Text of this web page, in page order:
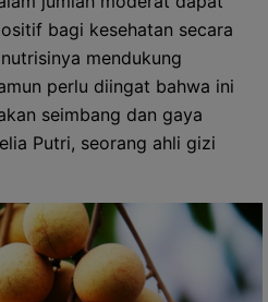
bagi kesehatan secara
mendukung
perlu diingat bahwa ini
seimbang dan gaya
Putri, seorang ahli gizi